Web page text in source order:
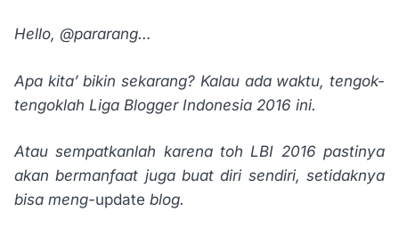
Hello, @pararang…
Apa kita’ bikin sekarang? Kalau ada waktu, tengok-
tengoklah Liga Blogger Indonesia 2016 ini.
Atau sempatkanlah karena toh LBI 2016 pastinya
akan bermanfaat juga buat diri sendiri, setidaknya
bisa meng-update blog.